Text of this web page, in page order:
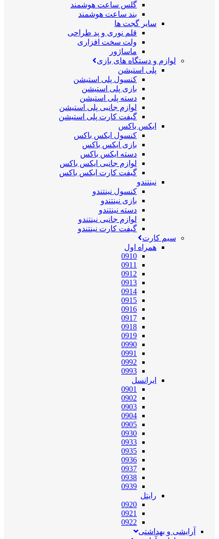
گلس ساعت هوشمند
بند ساعت هوشمند
سایر گجت ها
قلم نوری و پد طراحی
ولت سخت افزاری
ماساژور
لوازم و دستگاه های بازی
پلی استیشن
کنسول پلی استیشن
بازی پلی استیشن
دسته پلی استیشن
لوازم جانبی پلی استیشن
گیفت کارت پلی استیشن
ایکس باکس
کنسول ایکس باکس
بازی ایکس باکس
دسته ایکس باکس
لوازم جانبی ایکس باکس
گیفت کارت ایکس باکس
نینتندو
کنسول نینتندو
بازی نینتندو
دسته نینتندو
لوازم جانبی نینتندو
گیفت کارت نینتندو
سیم کارت
همراه اول
0910
0911
0912
0913
0914
0915
0916
0917
0918
0919
0990
0991
0992
0993
ایرانسل
0901
0902
0903
0904
0905
0930
0933
0935
0936
0937
0938
0939
رایتل
0920
0921
0922
آرایشی و بهداشتی